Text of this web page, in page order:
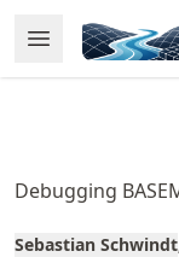
to
article
to
article
content
Open Menu
Made with
Debugging
Sebastian Schwindt